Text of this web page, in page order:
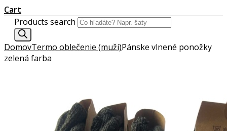
Cart
Products search
DomovTermo oblečenie (muži)Pánske vlnené ponožky
zelená farba